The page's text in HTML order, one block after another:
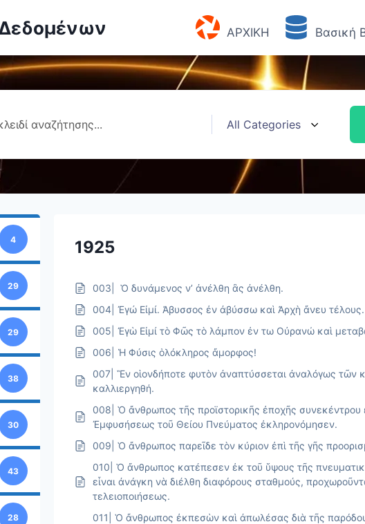
ΑΡΧΙΚΗ Βασική
4
29
29
38
30
43
28
1925
003| Ὁ δυνάμενος ν’ ἀνέλθη ἂς ἀνέλθη.
004| Ἐγώ Εἰμί. Ἀβυσσος ἐν ἀβύσσω καὶ Ἀρχὴ ἄνευ τέλους.
005| Ἐγὼ Εἰμί τὸ Φῶς τὸ λάμπον ἐν τω Οὐρανώ καὶ
006| Ἡ Φύσις ὁλόκληρος ἄμορφος!
007| Ἓν οἱονδήποτε φυτὸν ἀναπτύσσεται ἀναλόγως τῶν
καλλιεργηθή.
008| Ὁ ἄνθρωπος τῆς προϊστορικῆς ἐποχῆς
Ἐμφυσήσεως τοῦ Θείου Πνεύματος ἐκληρονόμησεν.
009| Ὁ ἄνθρωπος παρεῖδε τὸν κύριον ἐπὶ τῆς γῆς
010| Ὁ ἄνθρωπος κατέπεσεν ἐκ τοῦ ὕψους τῆς
εἶναι ἀνάγκη νὰ διέλθη διαφόρους σταθμούς,
τελειοποιήσεως.
011| Ὁ ἄνθρωπος ἐκπεσὼν καὶ ἀπωλέσας διὰ τῆς